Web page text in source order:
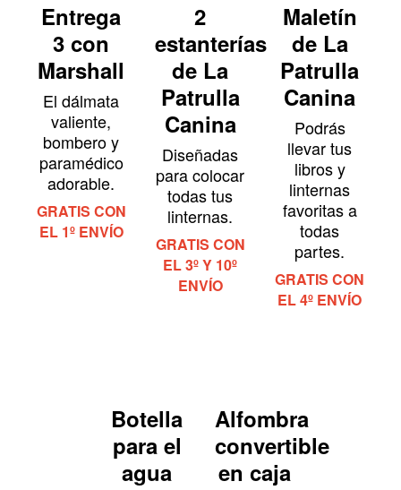
Entrega
3 con
Marshall
El dálmata
valiente,
bombero y
paramédico
adorable.
GRATIS CON
EL 1º ENVÍO
2
estanterías
de La
Patrulla
Canina
Diseñadas
para colocar
todas tus
linternas.
GRATIS CON
EL 3º Y 10º
ENVÍO
Maletín
de La
Patrulla
Canina
Podrás
llevar tus
libros y
linternas
favoritas a
todas
partes.
GRATIS CON
EL 4º ENVÍO
Botella
para el
agua
Alfombra
convertible
en caja